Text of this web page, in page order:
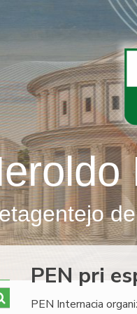
PEN pri
PEN Internacia